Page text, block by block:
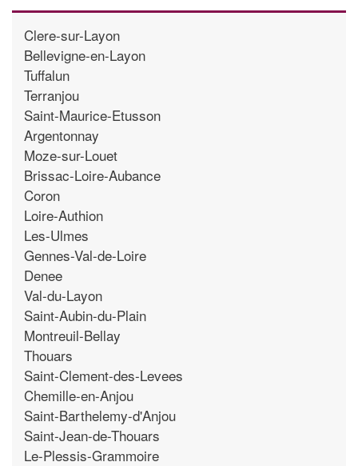
Clere-sur-Layon
Bellevigne-en-Layon
Tuffalun
Terranjou
Saint-Maurice-Etusson
Argentonnay
Moze-sur-Louet
Brissac-Loire-Aubance
Coron
Loire-Authion
Les-Ulmes
Gennes-Val-de-Loire
Denee
Val-du-Layon
Saint-Aubin-du-Plain
Montreuil-Bellay
Thouars
Saint-Clement-des-Levees
Chemille-en-Anjou
Saint-Barthelemy-d'Anjou
Saint-Jean-de-Thouars
Le-Plessis-Grammoire